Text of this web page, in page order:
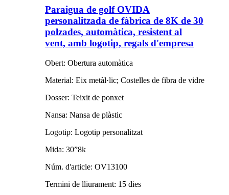
Paraigua de golf OVIDA
personalitzada de fàbrica de 8K de 30
polzades, automàtica, resistent al
vent, amb logotip, regals d'empresa
Obert: Obertura automàtica
Material: Eix metàl·lic; Costelles de fibra de vidre
Dosser: Teixit de ponxet
Nansa: Nansa de plàstic
Logotip: Logotip personalitzat
Mida: 30”8k
Núm. d'article: OV13100
Termini de lliurament: 15 dies